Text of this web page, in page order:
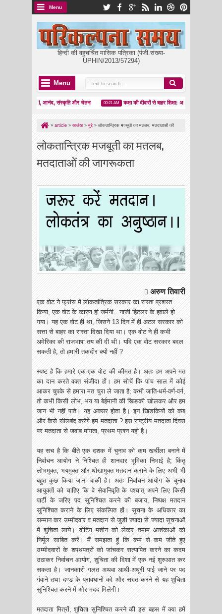
Menu
हिन्दी की वहुचर्चित मासिक पत्रिका (पंजी.संख्या-
UPHIN/2013/57294)
Menu
पतंगबाज़ी, आनंद, संस्कृति और चेतना 00:21 AM कक्षा की दीवारों से बाहर शिक्षा: अनिवार्य उपस्थिति की वैचारिक
» article » आलेख » मुद्दे » लोकतान्त्रिक मजबूती का मतलब, मतदाताओं की
लोकतान्त्रिक मजबूती का मतलब,
मतदाताओं की जागरूकता
 अरुण तिवारी
एक वोट ने फ्रांस में लोकतांत्रिक सरकार का रास्ता प्रशस्त
किया; एक वोट के कारण ही जर्मनी.. नाजी हिटलर के हवाले हो
गया। यह एक वोट ही था, जिसने 13 दिन में ही अटल सरकार को
सत्ता से बाहर का रास्ता दिखा दिया था। एक वोट ने ही कभी
अमेरिका की राजभाषा तय की दी थी। यदि एक वोट सरकार बदल
सकती है, तो हमारी तकदीर क्यों नहीं ?
स्पष्ट है कि हमारे एक-एक वोट की कीमत है। अतः हम अपने मत
का दान करते वक्त संजीदा हों। हम सोचें कि पांच साल में कोई
आकर चुपके से हमारा मत चुरा ले जाता है; कभी जाति-धर्म-वर्ण-वर्ग,
तो कभी किसी लोभ, भय या बेईमानी की खिङकी खोलकर और हम
जान भी नहीं पाते। यह अक्सर होता है। इन खिङकियों को कब
और कैसे सीलबंद करेंगे हम मतदाता ? इस राष्ट्रीय मतदाता दिवस
पर मतदाता से जवाब मांगता, प्रथम प्रश्न यही है।
यह सच है कि बीते एक दशक में चुनाव को कम खर्चीला बनाने में
निर्वाचन आयोग ने निश्चित ही शानदार भूमिका निभाई है; किंतु
लोभमुक्त, भयमुक्त और धोखामुक्त मतदान कराने के लिए अभी भी
बहुत कुछ किया जाना बाकी है। अतः निर्वाचन आयोग के चुनाव
आयुक्तों को चाहिए कि वे सेवानिवृति के पश्चात् अपने लिए किसी
पार्टी के जरिए पद सुनिश्चित करने की बजाय, निष्पक्ष मतदान
सुनिश्चित कराने के लिए संकल्पित हों। सूचना के अधिकार का
सम्मान कर उम्मीदवार व मतदान से जुङी ज्यादा से ज्यादा सूचनाओं
में शुचिता लाये। वोटिंग मशीन को लेकर तमाम आशंकाओं को
निर्मूल साबित करें। मैं समझता हूं कि कम से कम जीते हुए
उम्मीदवारों के शपथपत्रों को जांचकर सत्यापित करने का कदम
उठाकर निर्वाचन आयोग, शुचिता की दिशा में एक नई शुरुआत कर
सकता है। जानकारी गलत अथवा आधी-अधूरी पाई जाने पर पद
गंवाने तथा दण्ड के प्रावधानों को और सख्त करने से यह शुचिता
सुनिश्चित करने में और मदद मिलेगी।
मतदाता मित्रों, शुचिता सुनिश्चित करने की इस बहस में क्या हमें